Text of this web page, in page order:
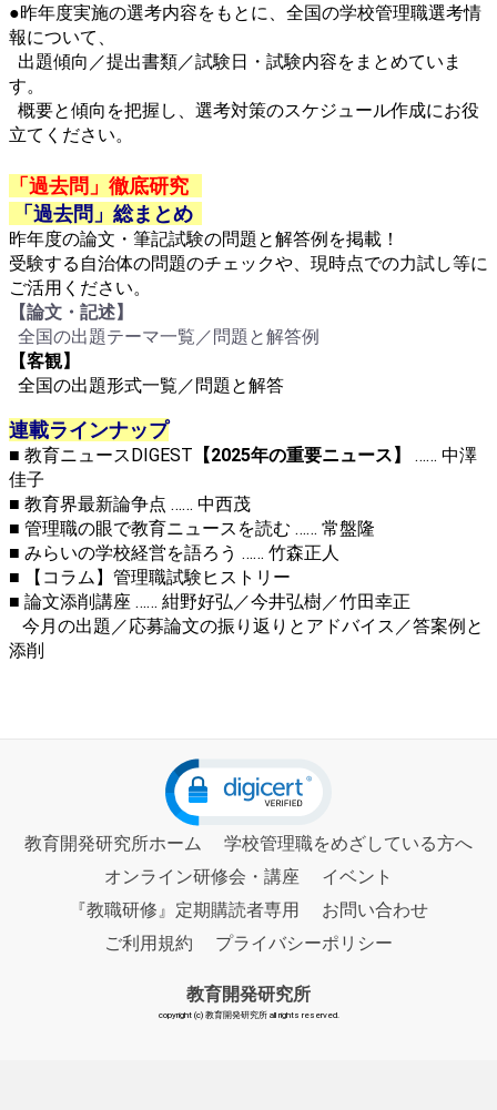
●昨年度実施の選考内容をもとに、全国の学校管理職選考情
報について、
出題傾向／提出書類／試験日・試験内容をまとめていま
す。
概要と傾向を把握し、選考対策のスケジュール作成にお役
立てください。
「過去問」徹底研究
「過去問」総まとめ
昨年度の論文・筆記試験の問題と解答例を掲載！
受験する自治体の問題のチェックや、現時点での力試し等に
ご活用ください。
【論文・記述】
全国の出題テーマ一覧／問題と解答例
【客観】
全国の出題形式一覧／問題と解答
連載ラインナップ
■ 教育ニュースDIGEST 【2025年の重要ニュース】
…… 中澤
佳子
■ 教育界最新論争点 …… 中西茂
■ 管理職の眼で教育ニュースを読む …… 常盤隆
■ みらいの学校経営を語ろう …… 竹森正人
■ 【コラム】管理職試験ヒストリー
■ 論文添削講座 …… 紺野好弘／今井弘樹／竹田幸正
今月の出題／応募論文の振り返りとアドバイス／答案例と
添削
教育開発研究所ホーム
学校管理職をめざしている方へ
オンライン研修会・講座
イベント
『教職研修』定期購読者専用
お問い合わせ
ご利用規約
プライバシーポリシー
教育開発研究所
copyright (c) 教育開発研究所 all rights reserved.